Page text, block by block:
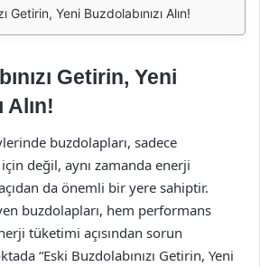
Getirin, Yeni Buzdolabınızı Alın!
Getirin, Yeni
Alın!
buzdolapları, sadece
değil, aynı zamanda enerji
da önemli bir yere sahiptir.
buzdolapları, hem performans
tüketimi açısından sorun
“Eski Buzdolabınızı Getirin, Yeni